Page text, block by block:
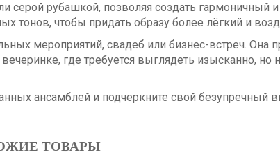
серой рубашкой, позволяя создать гармоничный
тонов, чтобы придать образу более лёгкий и
мероприятий, свадеб или бизнес-встреч. Она
где требуется выглядеть изысканно, но
ансамблей и подчеркните свой безупречный
ТОВАРЫ